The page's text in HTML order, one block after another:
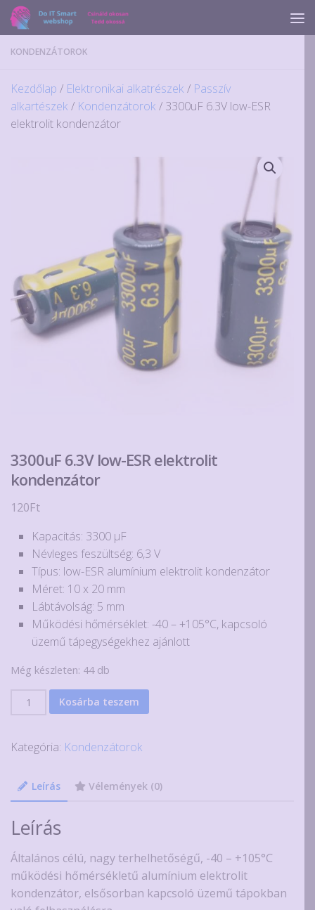
Skip to content
KONDENZÁTOROK
Kezdőlap / Elektronikai alkatrészek / Passzív
alkartészek / Kondenzátorok / 3300uF 6.3V low-ESR
elektrolit kondenzátor
3300uF 6.3V low-ESR elektrolit
kondenzátor
120Ft
Kapacitás: 3300 µF
Névleges feszültség: 6,3 V
Típus: low-ESR alumínium elektrolit kondenzátor
Méret: 10 x 20 mm
Lábtávolság: 5 mm
Működési hőmérséklet: -40 – +105°C, kapcsoló
üzemű tápegységekhez ajánlott
Még készleten: 44 db
3300uF
ESR
kondenzátor
mennyiség
Kosárba teszem
Kategória: Kondenzátorok
Leírás Vélemények (0)
Leírás
Általános célú, nagy terhelhetőségű, -40 – +105°C
működési hőmérsékletű alumínium elektrolit
kondenzátor, elsősorban kapcsoló üzemű tápokban